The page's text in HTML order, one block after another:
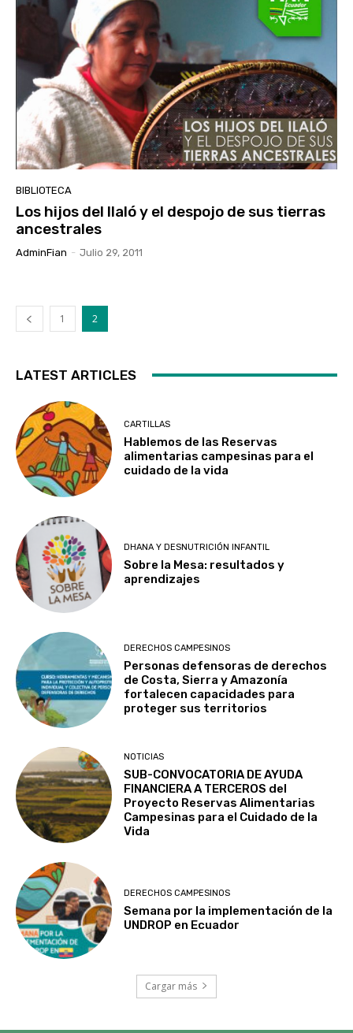
BIBLIOTECA
Los hijos del Ilaló y el despojo de sus tierras
ancestrales
AdminFian - Julio 29, 2011
1 2
LATEST ARTICLES
CARTILLAS
Hablemos de las Reservas
alimentarias campesinas para el
cuidado de la vida
DHANA Y DESNUTRICIÓN INFANTIL
Sobre la Mesa: resultados y
aprendizajes
DERECHOS CAMPESINOS
Personas defensoras de derechos
de Costa, Sierra y Amazonía
fortalecen capacidades para
proteger sus territorios
NOTICIAS
SUB-CONVOCATORIA DE AYUDA
FINANCIERA A TERCEROS del
Proyecto Reservas Alimentarias
Campesinas para el Cuidado de la
Vida
DERECHOS CAMPESINOS
Semana por la implementación de la
UNDROP en Ecuador
Cargar más